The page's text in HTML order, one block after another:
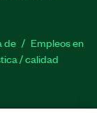
de
Empleos en
/ calidad